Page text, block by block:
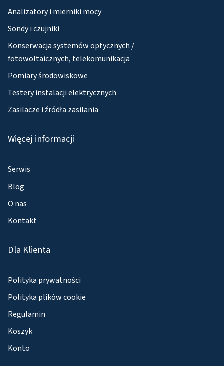
Analizatory i mierniki mocy
Sondy i czujniki
Konserwacja systemów optycznych /
fotowoltaicznych, telekomunikacja
Pomiary środowiskowe
Testery instalacji elektrycznych
Zasilacze i źródła zasilania
Więcej informacji
Serwis
Blog
O nas
Kontakt
Dla Klienta
Polityka prywatności
Polityka plików cookie
Regulamin
Koszyk
Konto